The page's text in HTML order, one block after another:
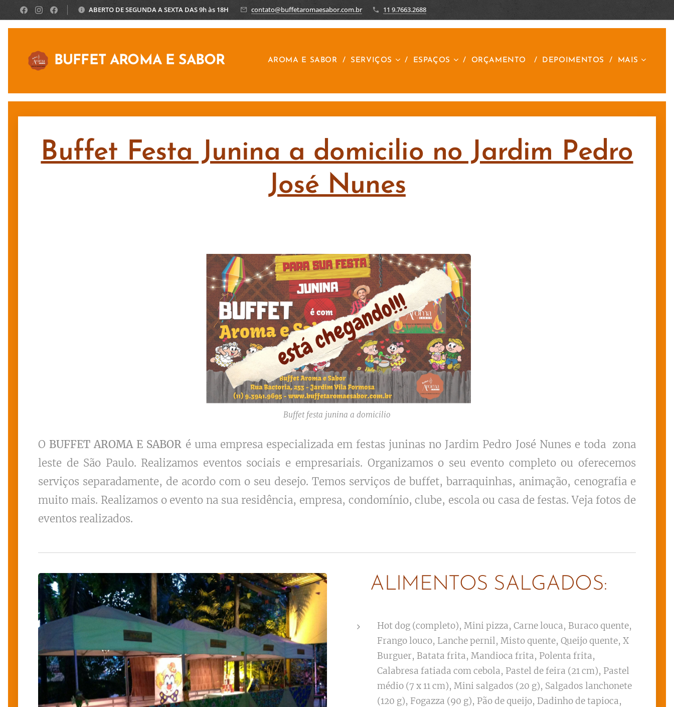
ABERTO DE SEGUNDA A SEXTA DAS 9h às 18H contato@buffetaromaesabor.com.br 11 9.7663.2688
BUFFET AROMA E SABOR AROMA E SABOR SERVIÇOS ESPAÇOS ORÇAMENTO DEPOIMENTOS MAIS
Buffet Festa Junina a domicilio no Jardim Pedro
José Nunes
Buffet festa junina a domicilio
O BUFFET AROMA E SABOR é uma empresa especializada em festas juninas no Jardim Pedro José Nunes e toda zona
leste de São Paulo. Realizamos eventos sociais e empresariais. Organizamos o seu evento completo ou oferecemos
serviços separadamente, de acordo com o seu desejo. Temos serviços de buffet, barraquinhas, animação, cenografia e
muito mais. Realizamos o evento na sua residência, empresa, condomínio, clube, escola ou casa de festas. Veja fotos de
eventos realizados.
ALIMENTOS SALGADOS:
Hot dog (completo), Mini pizza, Carne louca, Buraco quente,
Frango louco, Lanche pernil, Misto quente, Queijo quente, X
Burguer, Batata frita, Mandioca frita, Polenta frita,
Calabresa fatiada com cebola, Pastel de feira (21 cm), Pastel
médio (7 x 11 cm), Mini salgados (20 g), Salgados lanchonete
(120 g), Fogazza (90 g), Pão de queijo, Dadinho de tapioca,